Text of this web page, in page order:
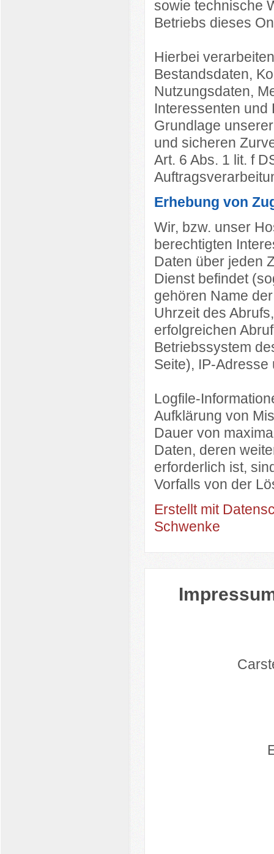
sowie technische
Betriebs dieses
Hierbei
Bestandsdaten,
Nutzungsdaten,
Interessenten
Grundlage
und sicheren
Art. 6 Abs. 1 lit. f
Erhebung von
Wir, bzw. unser
berechtigten
Daten über jeden
Dienst befindet
gehören Name
Uhrzeit des
erfolgreichen
Betriebssystem
Seite), IP-
Logfile-
Aufklärung von
Dauer von
Daten, deren
erforderlich ist,
Vorfalls von der
Erstellt mit
Schwenke